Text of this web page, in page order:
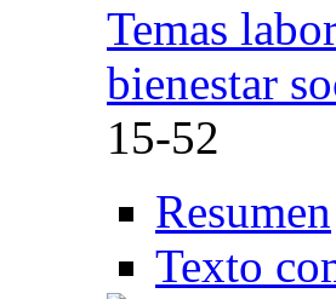
Temas
bienestar
15-52
Resumen
Texto